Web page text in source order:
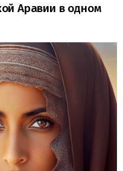
Аравии в одном